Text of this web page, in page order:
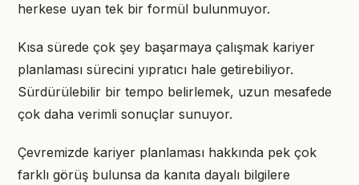
herkese uyan tek bir formül bulunmuyor.
Kısa sürede çok şey başarmaya çalışmak kariyer
planlaması sürecini yıpratıcı hale getirebiliyor.
Sürdürülebilir bir tempo belirlemek, uzun mesafede
çok daha verimli sonuçlar sunuyor.
Çevremizde kariyer planlaması hakkında pek çok
farklı görüş bulunsa da kanıta dayalı bilgilere